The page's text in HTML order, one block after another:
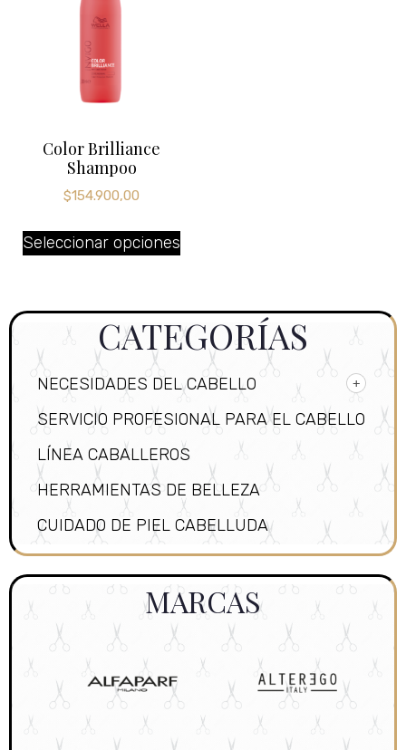
Color Brilliance
Shampoo
$154.900,00
Seleccionar opciones
CATEGORÍAS
NECESIDADES DEL CABELLO
SERVICIO PROFESIONAL PARA EL CABELLO
LÍNEA CABALLEROS
HERRAMIENTAS DE BELLEZA
CUIDADO DE PIEL CABELLUDA
MARCAS